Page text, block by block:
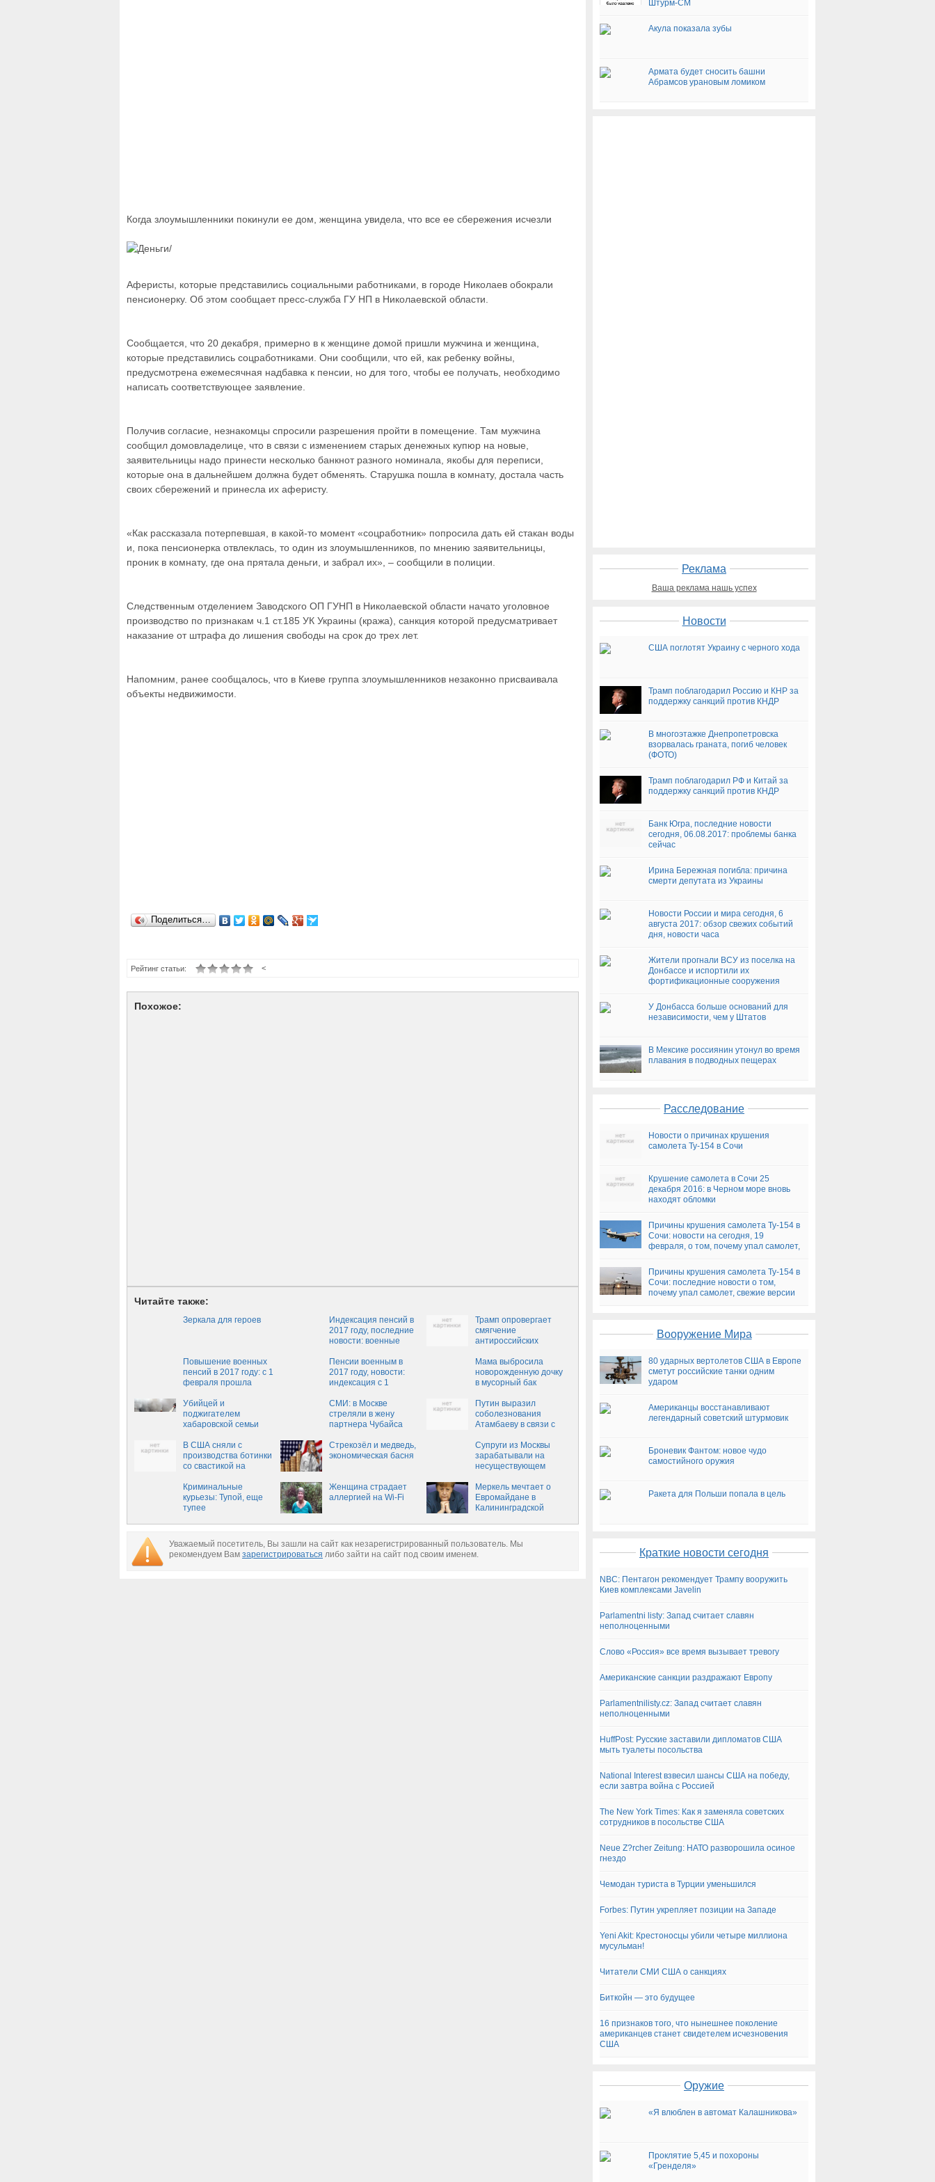
Когда злоумышленники покинули ее дом, женщина увидела, что все ее сбережения исчезли
Аферисты, которые представились социальными работниками, в городе Николаев обокрали
пенсионерку. Об этом сообщает пресс-служба ГУ НП в Николаевской области.
Сообщается, что 20 декабря, примерно в к женщине домой пришли мужчина и женщина,
которые представились соцработниками. Они сообщили, что ей, как ребенку войны,
предусмотрена ежемесячная надбавка к пенсии, но для того, чтобы ее получать, необходимо
написать соответствующее заявление.
Получив согласие, незнакомцы спросили разрешения пройти в помещение. Там мужчина
сообщил домовладелице, что в связи с изменением старых денежных купюр на новые,
заявительницы надо принести несколько банкнот разного номинала, якобы для переписи,
которые она в дальнейшем должна будет обменять. Старушка пошла в комнату, достала часть
своих сбережений и принесла их аферисту.
«Как рассказала потерпевшая, в какой-то момент «соцработник» попросила дать ей стакан воды
и, пока пенсионерка отвлеклась, то один из злоумышленников, по мнению заявительницы,
проник в комнату, где она прятала деньги, и забрал их», – сообщили в полиции.
Следственным отделением Заводского ОП ГУНП в Николаевской области начато уголовное
производство по признакам ч.1 ст.185 УК Украины (кража), санкция которой предусматривает
наказание от штрафа до лишения свободы на срок до трех лет.
Напомним, ранее сообщалось, что в Киеве группа злоумышленников незаконно присваивала
объекты недвижимости.
Поделиться…
<
Рейтинг статьи:
Похожое:
Читайте также:
Зеркала для героев
Индексация пенсий в
2017 году, последние
новости: военные
индексация и
насколько, повышение
работающим и
февраля 2017
Трамп опровергает
смягчение
антироссийских
Повышение военных
пенсий в 2017 году: с 1
февраля прошла
военных пенсионеров
Пенсии военным в
2017 году, новости:
индексация с 1
будет повышение
Мама выбросила
новорожденную дочку
в мусорный бак
Убийцей и
поджигателем
хабаровской семьи
погибших
СМИ: в Москве
стреляли в жену
партнера Чубайса
Путин выразил
соболезнования
Атамбаеву в связи с
В США сняли с
производства ботинки
со свастикой на
Стрекозёл и медведь,
экономическая басня
Супруги из Москвы
зарабатывали на
несуществующем
Криминальные
курьезы: Тупой, еще
тупее
Женщина страдает
аллергией на Wi-Fi
Меркель мечтает о
Евромайдане в
Калининградской
Уважаемый посетитель, Вы зашли на сайт как незарегистрированный пользователь. Мы
рекомендуем Вам зарегистрироваться либо зайти на сайт под своим именем.
Штурм-СМ
Акула показала зубы
Армата будет сносить башни
Абрамсов урановым ломиком
Реклама
Ваша реклама нашь успех
Новости
США поглотят Украину с черного хода
Трамп поблагодарил Россию и КНР за
поддержку санкций против КНДР
В многоэтажке Днепропетровска
взорвалась граната, погиб человек
(ФОТО)
Трамп поблагодарил РФ и Китай за
поддержку санкций против КНДР
Банк Югра, последние новости
сегодня, 06.08.2017: проблемы банка
сейчас
Ирина Бережная погибла: причина
смерти депутата из Украины
Новости России и мира сегодня, 6
августа 2017: обзор свежих событий
дня, новости часа
Жители прогнали ВСУ из поселка на
Донбассе и испортили их
фортификационные сооружения
У Донбасса больше оснований для
независимости, чем у Штатов
В Мексике россиянин утонул во время
плавания в подводных пещерах
Расследование
Новости о причинах крушения
самолета Ту-154 в Сочи
Крушение самолета в Сочи 25
декабря 2016: в Черном море вновь
находят обломки
Причины крушения самолета Ту-154 в
Сочи: новости на сегодня, 19
февраля, о том, почему упал самолет,
Причины крушения самолета Ту-154 в
Сочи: последние новости о том,
почему упал самолет, свежие версии
Вооружение Мира
80 ударных вертолетов США в Европе
сметут российские танки одним
ударом
Американцы восстанавливают
легендарный советский штурмовик
Броневик Фантом: новое чудо
самостийного оружия
Ракета для Польши попала в цель
Краткие новости сегодня
NBC: Пентагон рекомендует Трампу вооружить
Киев комплексами Javelin
Parlamentni listy: Запад считает славян
неполноценными
Слово «Россия» все время вызывает тревогу
Американские санкции раздражают Европу
Parlamentnilisty.cz: Запад считает славян
неполноценными
HuffPost: Русские заставили дипломатов США
мыть туалеты посольства
National Interest взвесил шансы США на победу,
если завтра война с Россией
The New York Times: Как я заменяла советских
сотрудников в посольстве США
Neue Z?rcher Zeitung: НАТО разворошила осиное
гнездо
Чемодан туриста в Турции уменьшился
Forbes: Путин укрепляет позиции на Западе
Yeni Akit: Крестоносцы убили четыре миллиона
мусульман!
Читатели СМИ США о санкциях
Биткойн — это будущее
16 признаков того, что нынешнее поколение
американцев станет свидетелем исчезновения
США
Оружие
«Я влюблен в автомат Калашникова»
Проклятие 5,45 и похороны
«Гренделя»